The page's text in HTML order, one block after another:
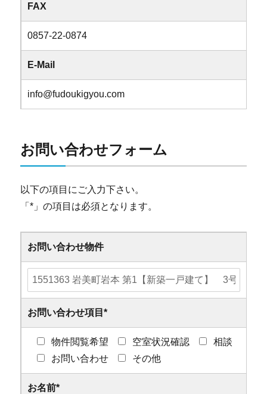
FAX
0857-22-0874
E-Mail
info@fudoukigyou.com
お問い合わせフォーム
以下の項目にご入力下さい。
「* 」の項目は必須となります。
お問い合わせ物件
お問い合わせ項目*
物件閲覧希望 空室状況確認
相談
お問い合わせ
その他
お名前*